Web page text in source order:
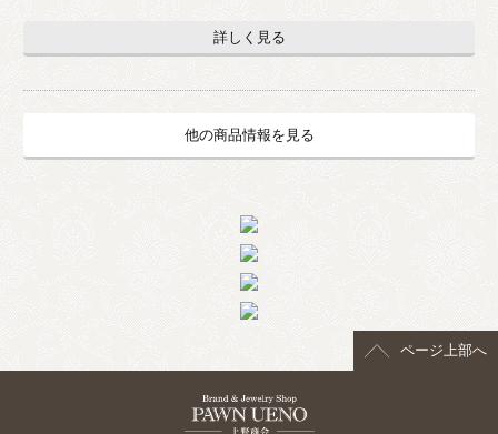
詳しく見る
他の商品情報を見る
ページ上部へ